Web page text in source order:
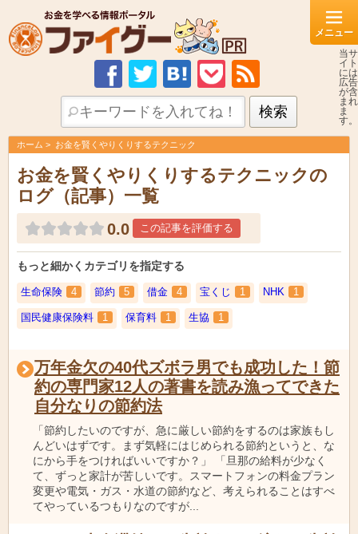
当サ
イト
には
広告
が含
まれ
ま
す。
ホーム お金を賢くやりくりするテクニック
お金を賢くやりくりするテクニックの
ログ（記事）一覧
0.0 この記事を評価する
もっと細かくカテゴリを指定する
生命保険 4 節約 5 借金 4 宝くじ 1 NHK 1
国民健康保険料 1 保育料 1 生協 1
万年金欠の40代ズボラ男でも成功した！節
約の専門家12人の著書を読み漁ってできた
自分なりの節約法
「節約したいのですが、急に厳しい節約をするのは家族もし
んどいはずです。まず気軽にはじめられる節約というと、な
にから手をつければいいですか？」 「旦那の給料が少なく
て、ずっと家計が苦しいです。スマートフォンの料金プラン
変更や電気・ガス・水道の節約など、考えられることはすべ
てやっているつもりなのですが...